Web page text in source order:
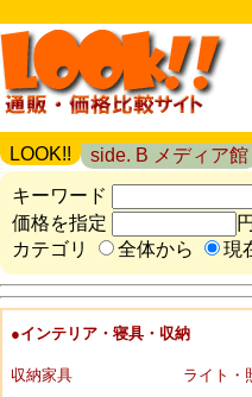
LOOK!! side. B メディア館
キーワード
価格を指定
カテゴリ
全体から 現
●インテリア・寝具・収納
収納家具
ライト・